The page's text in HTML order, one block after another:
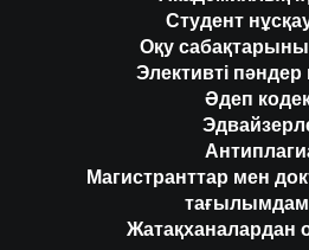
Студент
Оқу
Элективті пәндер
Әдеп
Магистранттар мен
Жатақханалардан